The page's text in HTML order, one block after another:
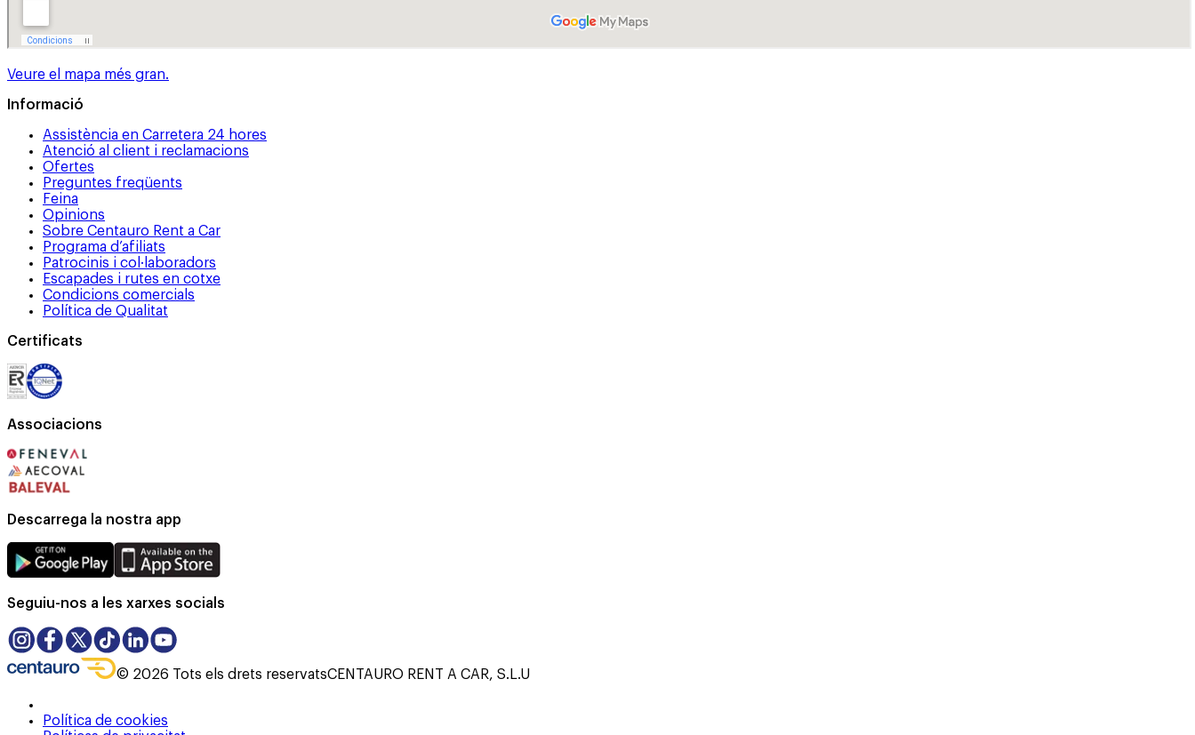
Veure el mapa més gran.
Informació
Assistència en Carretera 24 hores
Atenció al client i reclamacions
Ofertes
Preguntes freqüents
Feina
Opinions
Sobre Centauro Rent a Car
Programa d’afiliats
Patrocinis i col·laboradors
Escapades i rutes en cotxe
Condicions comercials
Política de Qualitat
Certificats
Associacions
Descarrega la nostra app
Seguiu-nos a les xarxes socials
© 2026 Tots els drets reservatsCENTAURO RENT A CAR, S.L.U
Política de cookies